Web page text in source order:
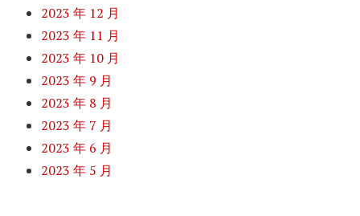
2023 年 12 月
2023 年 11 月
2023 年 10 月
2023 年 9 月
2023 年 8 月
2023 年 7 月
2023 年 6 月
2023 年 5 月